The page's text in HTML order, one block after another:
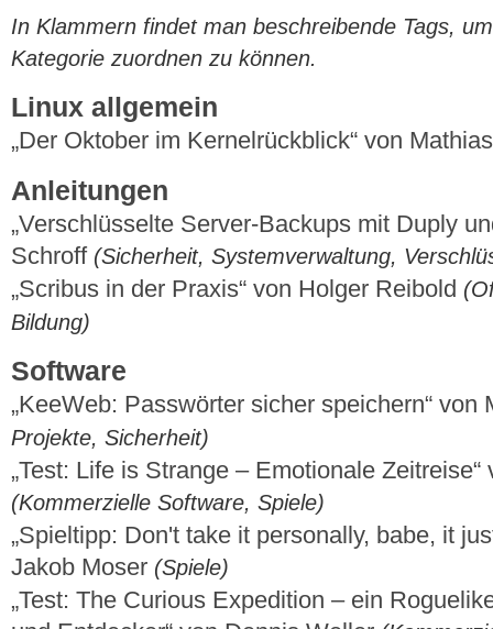
In Klammern findet man beschreibende Tags,
Kategorie zuordnen zu können.
Linux allgemein
„Der Oktober im Kernelrückblick“ von
Anleitungen
„Verschlüsselte Server-Backups mit Duply
Schroff (Sicherheit, Systemverwaltung,
„Scribus in der Praxis“ von Holger Reibold
Bildung)
Software
„KeeWeb: Passwörter sicher speichern“ von
Projekte, Sicherheit)
„Test: Life is Strange – Emotionale
(Kommerzielle Software, Spiele)
„Spieltipp: Don't take it personally, babe, it
Jakob Moser (Spiele)
„Test: The Curious Expedition – ein